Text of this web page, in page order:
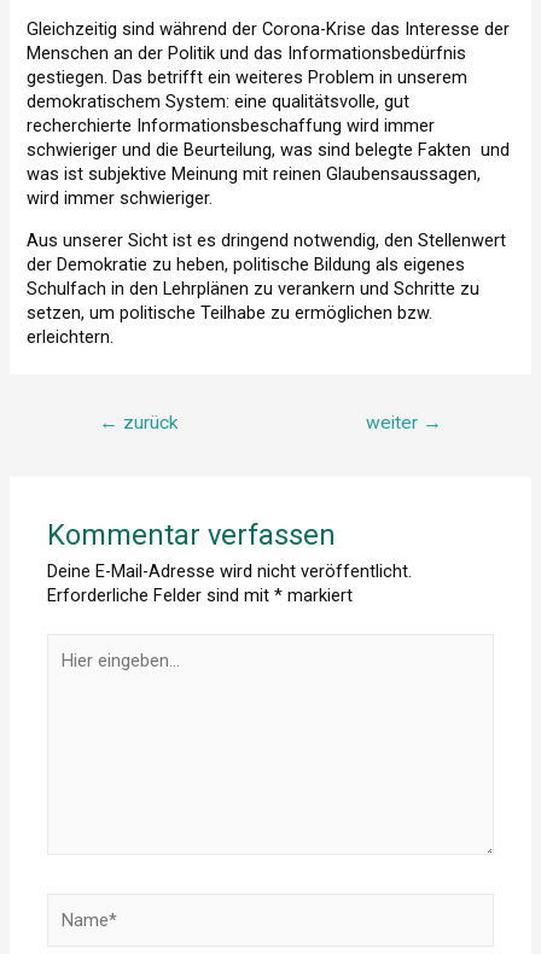
Gleichzeitig sind während der Corona-Krise das Interesse der
Menschen an der Politik und das Informationsbedürfnis
gestiegen. Das betrifft ein weiteres Problem in unserem
demokratischem System: eine qualitätsvolle, gut
recherchierte Informationsbeschaffung wird immer
schwieriger und die Beurteilung, was sind belegte Fakten und
was ist subjektive Meinung mit reinen Glaubensaussagen,
wird immer schwieriger.
Aus unserer Sicht ist es dringend notwendig, den Stellenwert
der Demokratie zu heben, politische Bildung als eigenes
Schulfach in den Lehrplänen zu verankern und Schritte zu
setzen, um politische Teilhabe zu ermöglichen bzw.
erleichtern.
Beitragsnavigation
← zurück weiter →
Kommentar verfassen
Deine E-Mail-Adresse wird nicht veröffentlicht.
Erforderliche Felder sind mit* markiert
eingeben…